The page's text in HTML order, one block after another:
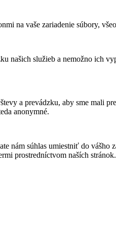
na vaše zariadenie súbory,
našich služieb a nemožno ich
a prevádzku, aby sme mali
anonymné.
nám súhlas umiestniť do
prostredníctvom naších